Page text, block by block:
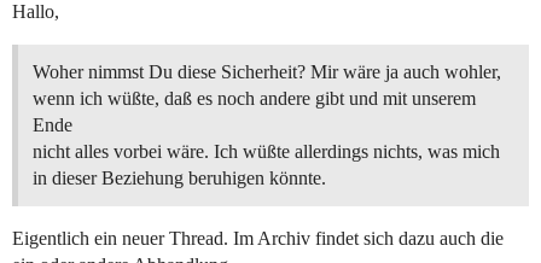
Hallo,
Woher nimmst Du diese Sicherheit? Mir wäre ja auch wohler,
wenn ich wüßte, daß es noch andere gibt und mit unserem
Ende
nicht alles vorbei wäre. Ich wüßte allerdings nichts, was mich
in dieser Beziehung beruhigen könnte.
Eigentlich ein neuer Thread. Im Archiv findet sich dazu auch die